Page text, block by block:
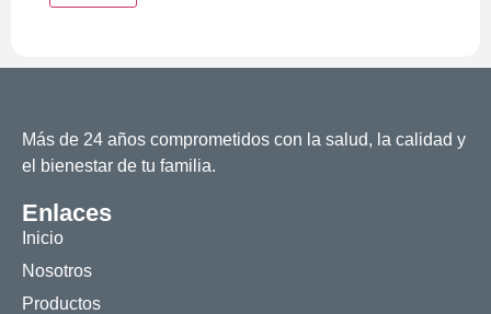
Más de 24 años comprometidos con la salud, la calidad y
el bienestar de tu familia.
Enlaces
Inicio
Nosotros
Productos